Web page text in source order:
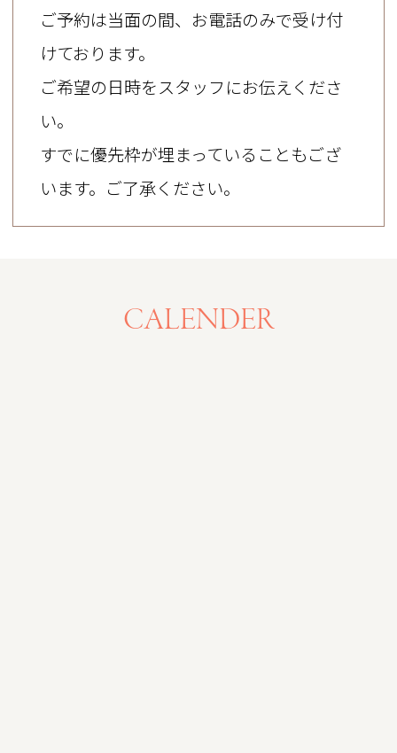
お電話または、webよりご予約可能です。
2026.07.29
本日の空き状況のお知らせ。
【10:15~、11:00~】治療空き枠あり
ンス、子どもメンテナンス、市民健診、妊
産婦健診、後期高齢者健診空き枠あり
ご予約は当面の間、お電話のみで受け付
けております。
ご希望の日時をスタッフにお伝えくださ
い。
すでに優先枠が埋まっていることもござ
います。ご了承ください。
CALENDER